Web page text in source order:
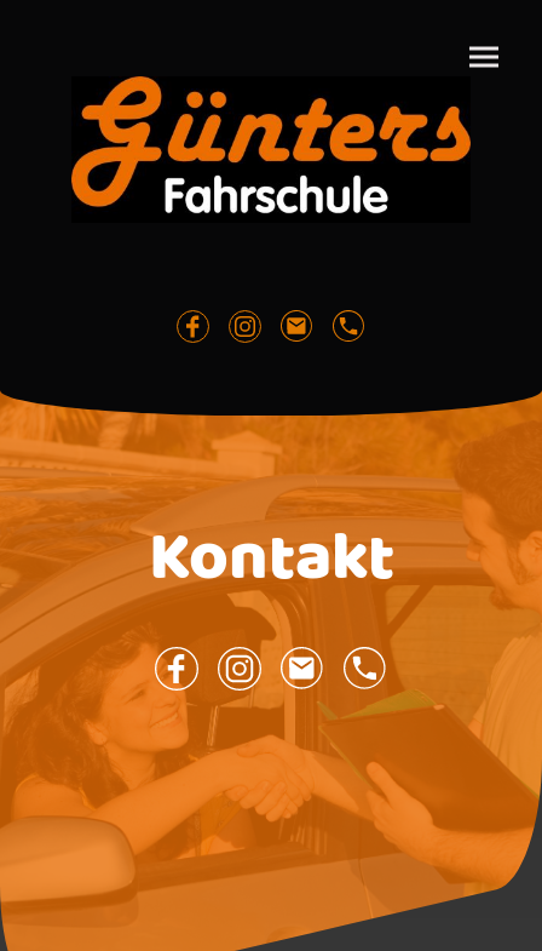
Kontakt